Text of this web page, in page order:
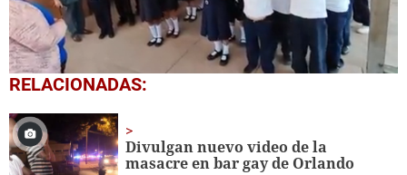
0
seconds
1
minute,
56
seconds
RELACIONADAS:
Divulgan nuevo video de la
masacre en bar gay de Orlando